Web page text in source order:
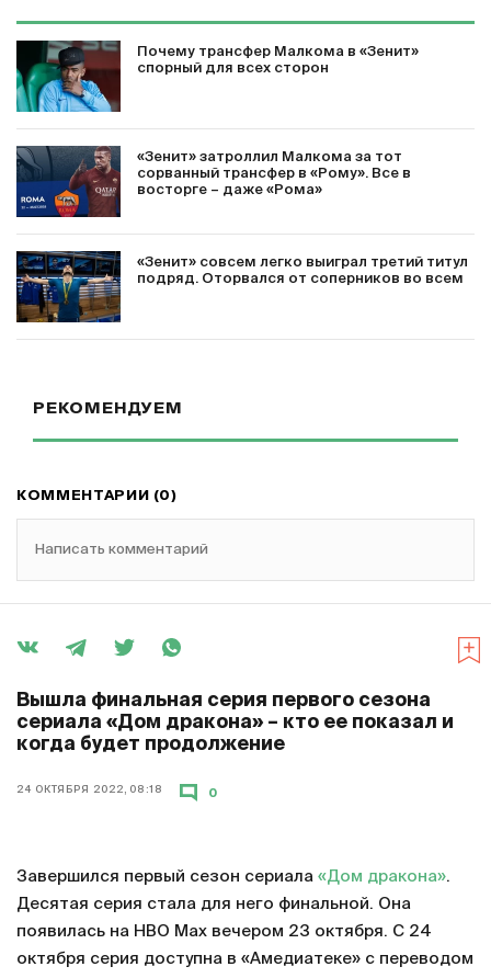
Почему трансфер Малкома в «Зенит»
спорный для всех сторон
«Зенит» затроллил Малкома за тот
сорванный трансфер в «Рому». Все в
восторге – даже «Рома»
«Зенит» совсем легко выиграл третий титул
подряд. Оторвался от соперников во всем
РЕКОМЕНДУЕМ
КОММЕНТАРИИ (0)
Написать комментарий
Вышла финальная серия первого сезона
сериала «Дом дракона» – кто ее показал и
когда будет продолжение
24 ОКТЯБРЯ 2022, 08:18 0
Завершился первый сезон сериала «Дом дракона».
Десятая серия стала для него финальной. Она
появилась на HBO Max вечером 23 октября. С 24
октября серия доступна в «Амедиатеке» с переводом